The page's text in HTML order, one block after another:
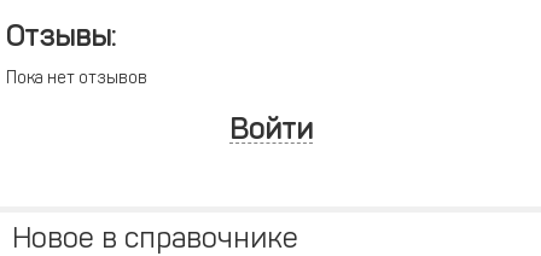
Отзывы:
Пока нет отзывов
Войти
Новое в справочнике